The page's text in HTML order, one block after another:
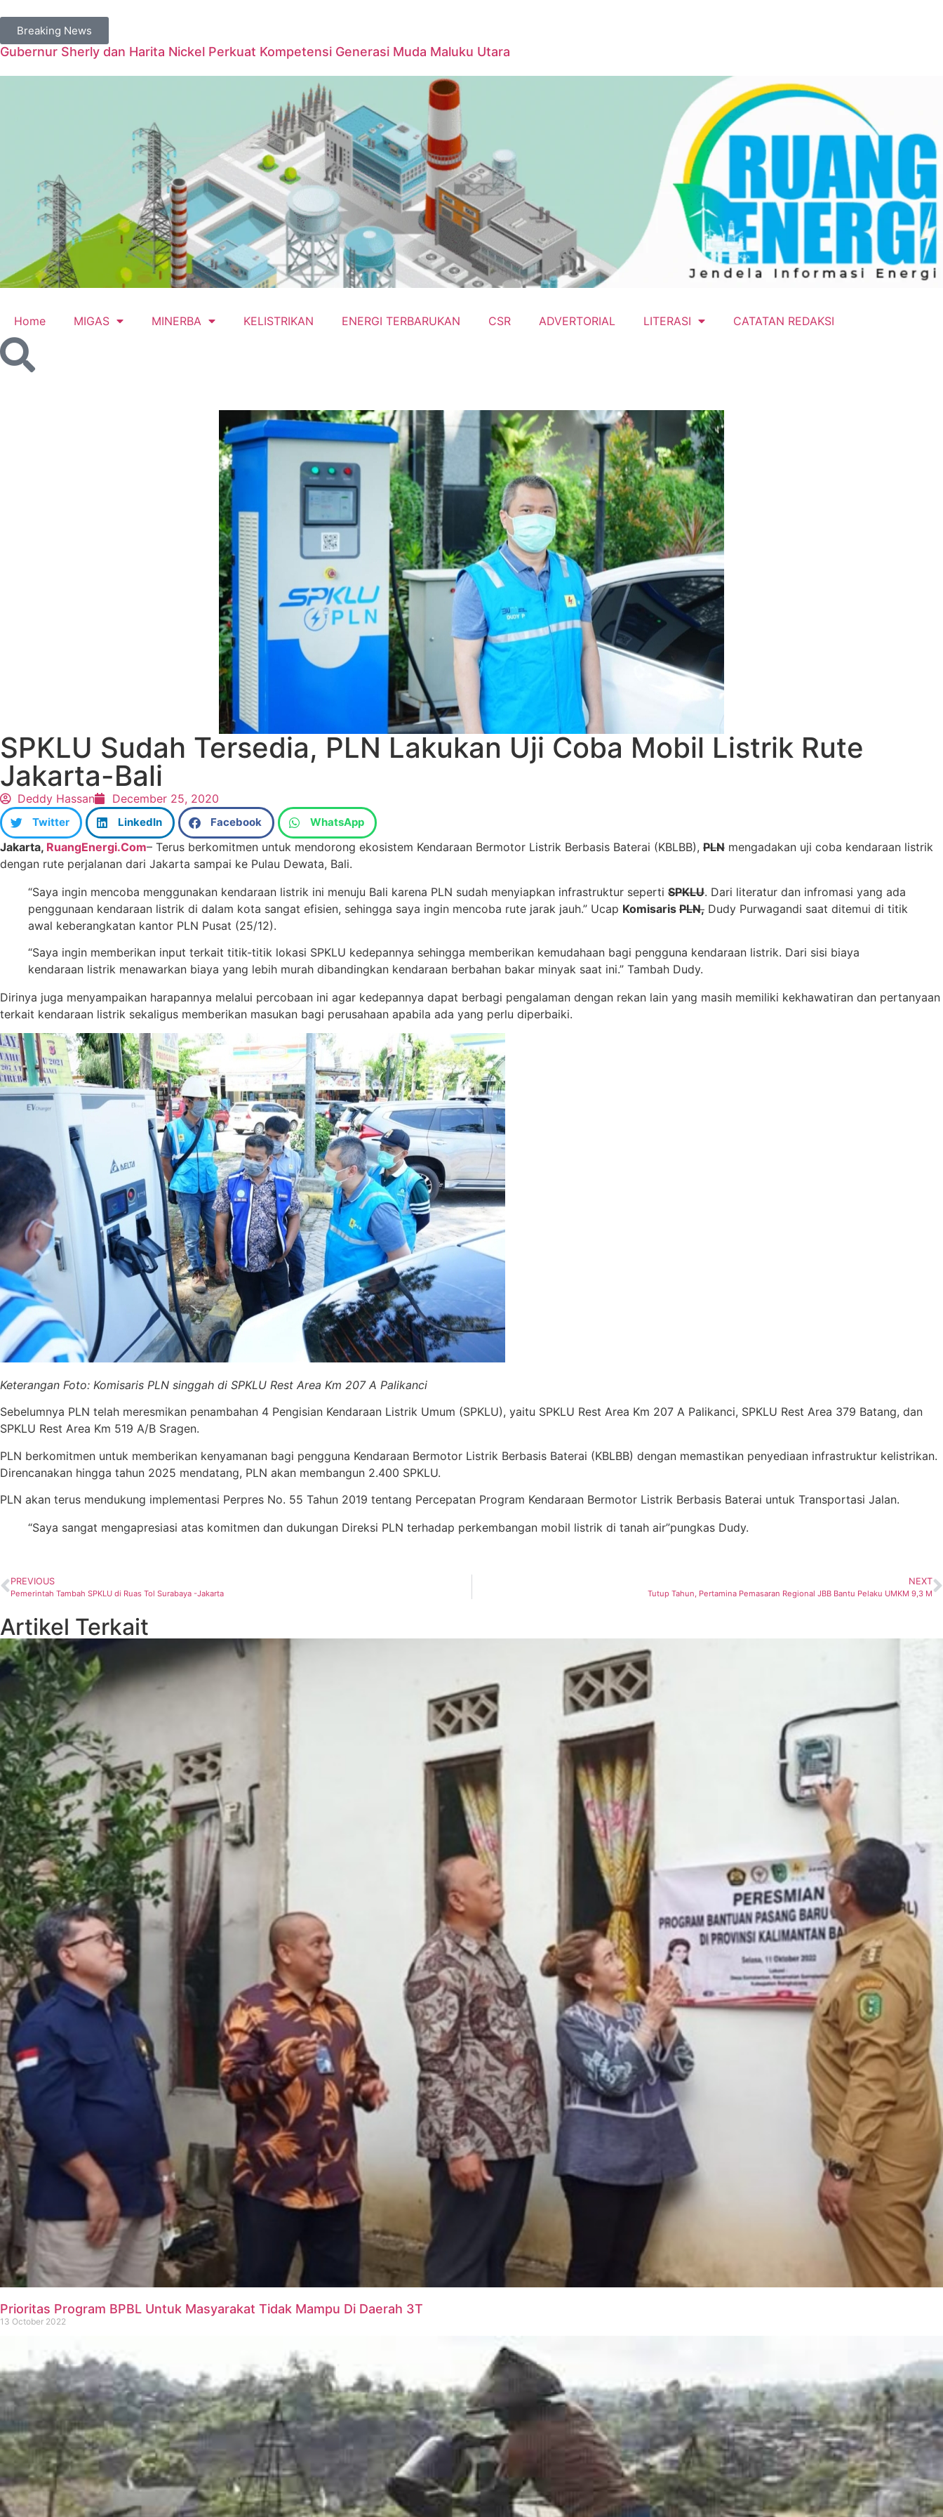
Breaking News
Gubernur Sherly dan Harita Nickel Perkuat Kompetensi Generasi Muda Maluku Utara
Home MIGAS MINERBA KELISTRIKAN ENERGI TERBARUKAN CSR ADVERTORIAL LITERASI CATATAN REDAKSI
SPKLU Sudah Tersedia, PLN Lakukan Uji Coba Mobil Listrik Rute
Jakarta-Bali
Deddy Hassan December 25, 2020
Twitter LinkedIn Facebook WhatsApp
Jakarta, RuangEnergi.Com– Terus berkomitmen untuk mendorong ekosistem Kendaraan Bermotor Listrik Berbasis Baterai (KBLBB), PLN mengadakan uji coba kendaraan listrik
dengan rute perjalanan dari Jakarta sampai ke Pulau Dewata, Bali.
“Saya ingin mencoba menggunakan kendaraan listrik ini menuju Bali karena PLN sudah menyiapkan infrastruktur seperti SPKLU. Dari literatur dan infromasi yang ada
penggunaan kendaraan listrik di dalam kota sangat efisien, sehingga saya ingin mencoba rute jarak jauh.” Ucap Komisaris PLN, Dudy Purwagandi saat ditemui di titik
awal keberangkatan kantor PLN Pusat (25/12).
“Saya ingin memberikan input terkait titik-titik lokasi SPKLU kedepannya sehingga memberikan kemudahaan bagi pengguna kendaraan listrik. Dari sisi biaya
kendaraan listrik menawarkan biaya yang lebih murah dibandingkan kendaraan berbahan bakar minyak saat ini.” Tambah Dudy.
Dirinya juga menyampaikan harapannya melalui percobaan ini agar kedepannya dapat berbagi pengalaman dengan rekan lain yang masih memiliki kekhawatiran dan pertanyaan
terkait kendaraan listrik sekaligus memberikan masukan bagi perusahaan apabila ada yang perlu diperbaiki.
Keterangan Foto: Komisaris PLN singgah di SPKLU Rest Area Km 207 A Palikanci
Sebelumnya PLN telah meresmikan penambahan 4 Pengisian Kendaraan Listrik Umum (SPKLU), yaitu SPKLU Rest Area Km 207 A Palikanci, SPKLU Rest Area 379 Batang, dan
SPKLU Rest Area Km 519 A/B Sragen.
PLN berkomitmen untuk memberikan kenyamanan bagi pengguna Kendaraan Bermotor Listrik Berbasis Baterai (KBLBB) dengan memastikan penyediaan infrastruktur kelistrikan.
Direncanakan hingga tahun 2025 mendatang, PLN akan membangun 2.400 SPKLU.
PLN akan terus mendukung implementasi Perpres No. 55 Tahun 2019 tentang Percepatan Program Kendaraan Bermotor Listrik Berbasis Baterai untuk Transportasi Jalan.
“Saya sangat mengapresiasi atas komitmen dan dukungan Direksi PLN terhadap perkembangan mobil listrik di tanah air”pungkas Dudy.
PREVIOUS
Pemerintah Tambah SPKLU di Ruas Tol Surabaya -Jakarta
NEXT
Tutup Tahun, Pertamina Pemasaran Regional JBB Bantu Pelaku UMKM 9,3 M
Artikel Terkait
Prioritas Program BPBL Untuk Masyarakat Tidak Mampu Di Daerah 3T
13 October 2022